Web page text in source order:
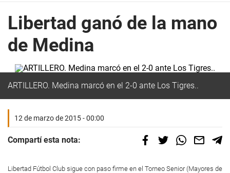
Libertad ganó de la mano
de Medina
ARTILLERO. Medina marcó en el 2-0 ante Los Tigres..
12 de marzo de 2015 - 00:00
Compartí esta nota:
Libertad Fútbol Club sigue con paso firme en el Torneo Senior (Mayores de